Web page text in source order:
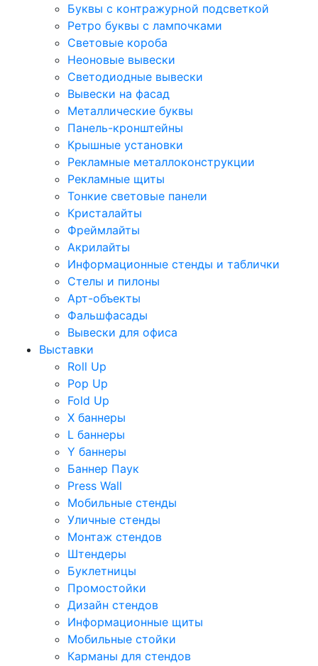
Буквы с контражурной подсветкой
Ретро буквы с лампочками
Световые короба
Неоновые вывески
Светодиодные вывески
Вывески на фасад
Металлические буквы
Панель-кронштейны
Крышные установки
Рекламные металлоконструкции
Рекламные щиты
Тонкие световые панели
Кристалайты
Фреймлайты
Акрилайты
Информационные стенды и таблички
Стелы и пилоны
Арт-объекты
Фальшфасады
Вывески для офиса
Выставки
Roll Up
Pop Up
Fold Up
Х баннеры
L баннеры
Y баннеры
Баннер Паук
Press Wall
Мобильные стенды
Уличные стенды
Монтаж стендов
Штендеры
Буклетницы
Промостойки
Дизайн стендов
Информационные щиты
Мобильные стойки
Карманы для стендов